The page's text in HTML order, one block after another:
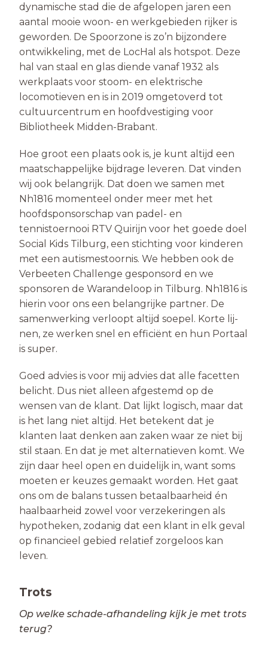
dynamische stad die de afgelopen jaren een
aantal mooie woon- en werkgebieden rijker is
geworden. De Spoorzone is zo’n bijzondere
ontwikkeling, met de LocHal als hotspot. Deze
hal van staal en glas diende vanaf 1932 als
werkplaats voor stoom- en elektrische
locomotieven en is in 2019 omgetoverd tot
cultuurcentrum en hoofdvestiging voor
Bibliotheek Midden-Brabant.
Hoe groot een plaats ook is, je kunt altijd een
maatschappelijke bijdrage leveren. Dat vinden
wij ook belangrijk. Dat doen we samen met
Nh1816 momenteel onder meer met het
hoofdsponsorschap van padel- en
tennistoernooi RTV Quirijn voor het goede doel
Social Kids Tilburg, een stichting voor kinderen
met een autismestoornis. We hebben ook de
Verbeeten Challenge gesponsord en we
sponsoren de Warandeloop in Tilburg. Nh1816 is
hierin voor ons een belangrijke partner. De
samenwerking verloopt altijd soepel. Korte lij-
nen, ze werken snel en efficiënt en hun Portaal
is super.
Goed advies is voor mij advies dat alle facetten
belicht. Dus niet alleen afgestemd op de
wensen van de klant. Dat lijkt logisch, maar dat
is het lang niet altijd. Het betekent dat je
klanten laat denken aan zaken waar ze niet bij
stil staan. En dat je met alternatieven komt. We
zijn daar heel open en duidelijk in, want soms
moeten er keuzes gemaakt worden. Het gaat
ons om de balans tussen betaalbaarheid én
haalbaarheid zowel voor verzekeringen als
hypotheken, zodanig dat een klant in elk geval
op financieel gebied relatief zorgeloos kan
leven.
Trots
Op welke schade-afhandeling kijk je met trots
terug?